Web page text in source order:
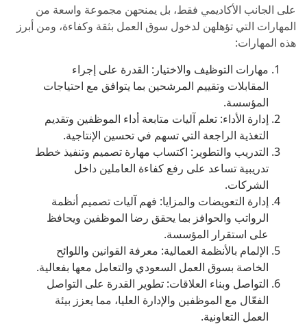
على الجانب الأكاديمي فقط، بل يمنحهن مجموعة واسعة من
المهارات التي تؤهلهن لدخول سوق العمل بثقة وكفاءة، ومن أبرز
هذه المهارات:
مهارات التوظيف والاختيار: القدرة على إجراء
المقابلات وتقييم المرشحين بما يتوافق مع احتياجات
المؤسسة.
إدارة الأداء: تعلم آليات متابعة أداء الموظفين وتقديم
التغذية الراجعة التي تسهم في تحسين الإنتاجية.
التدريب والتطوير: اكتساب مهارة تصميم وتنفيذ خطط
تدريبية تساعد على رفع كفاءة العاملين داخل
الشركات.
إدارة التعويضات والمزايا: فهم آليات تصميم أنظمة
الرواتب والحوافز بما يحقق رضا الموظفين ويحافظ
على استقرار المؤسسة.
الإلمام بالأنظمة العمالية: معرفة القوانين واللوائح
الخاصة بسوق العمل السعودي والتعامل معها بفعالية.
التواصل وبناء العلاقات: تطوير القدرة على التواصل
الفعّال مع الموظفين والإدارة العليا، مما يعزز بيئة
العمل التعاونية.